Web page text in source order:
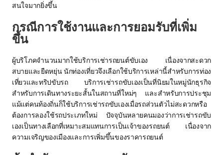
สนใจมากยิ่งขึ้น
กรณีการใช้งานและการยอมรับที่เพิ่ม
ขึ้น
ผู้บริโภคจำนวนมากใช้บริการเช่ารถยนต์ขับเอง เนื่องจากสะดวก
สบายและยืดหยุ่น นักท่องเที่ยวจึงเลือกใช้บริการเหล่านี้สำหรับการท่อง
เที่ยวและทริปขับรถ บริการเช่ารถขับเองเป็นที่นิยมในหมู่นักธุรกิจ
สำหรับการเดินทางระยะสั้นในสถานที่ใหม่ๆ และสำหรับการประชุม
แม้แต่คนท้องถิ่นก็ใช้บริการเช่ารถขับเองเมื่อรถส่วนตัวไม่สะดวกหรือ
ต้องการลองใช้รถประเภทใหม่ ปัจจุบันหลายคนมองว่าการเช่ารถขับ
เองเป็นทางเลือกที่เหมาะสมแทนการเป็นเจ้าของรถยนต์ เนื่องจาก
ความเจริญของเมืองและการเพิ่มขึ้นของราคารถยนต์